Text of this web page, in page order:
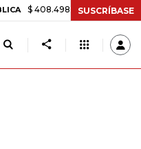
$ 408.498,97 +$ 8.753,81
SUSCRÍBASE